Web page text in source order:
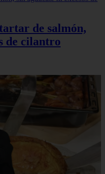
de salmón,
de cilantro